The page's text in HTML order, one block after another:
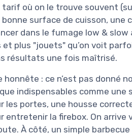
tarif où on le trouve souvent
bonne surface de cuisson,
dans le fumage low &
et plus "jouets" qu’on voit
résultats une fois maîtrisé.
: ce n’est pas donné
indispensables comme
les portes, une housse
entretenir la firebox. On arrive
À côté, un simple